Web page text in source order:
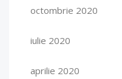
octombrie 2020
iulie 2020
aprilie 2020